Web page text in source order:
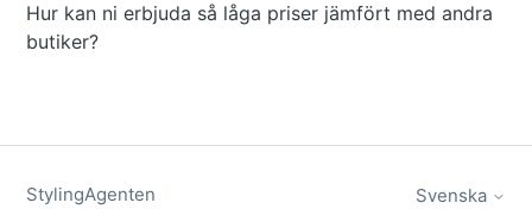
Hur kan ni erbjuda så låga priser jämfört med andra
butiker?
StylingAgenten Svenska